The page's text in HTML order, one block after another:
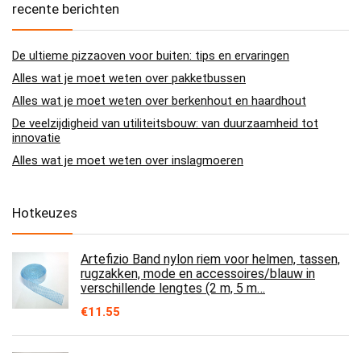
recente berichten
De ultieme pizzaoven voor buiten: tips en ervaringen
Alles wat je moet weten over pakketbussen
Alles wat je moet weten over berkenhout en haardhout
De veelzijdigheid van utiliteitsbouw: van duurzaamheid tot
innovatie
Alles wat je moet weten over inslagmoeren
Hotkeuzes
Artefizio Band nylon riem voor helmen, tassen,
rugzakken, mode en accessoires/blauw in
verschillende lengtes (2 m, 5 m…
€11.55